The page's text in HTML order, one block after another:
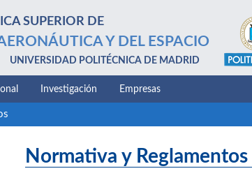
SUPERIOR DE
Y DEL ESPACIO
UNIVERSIDAD POLITÉCNICA DE MADRID
Investigación Empresas
Normativa y Reglamentos